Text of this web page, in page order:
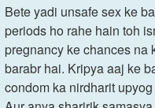
to
Hlo,
madam
m
19
saal
Bete
yadi
unsafe
sex
ke
baad…
Bete yadi unsafe sex ke
periods ho rahe hain toh
pregnancy ke chances na
barabr hai. Kripya aaj ke
condom ka nirdharit